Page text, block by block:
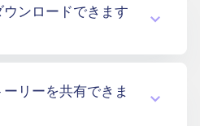
ることなく、TikTokス
できます。
ンロードできます
ストーリーをダウンロ
リーを共有できま